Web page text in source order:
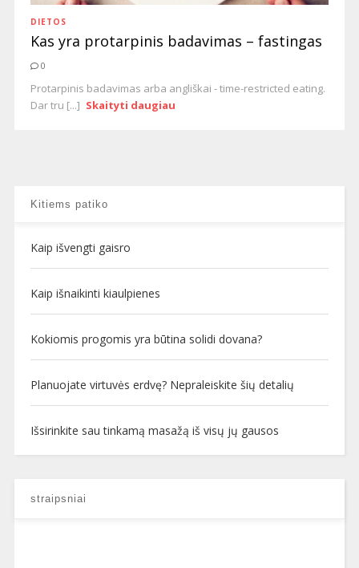
DIETOS
Kas yra protarpinis badavimas – fastingas
0
Protarpinis badavimas arba angliškai - time-restricted eating.
Dar tru [...] Skaityti daugiau
Kitiems patiko
Kaip išvengti gaisro
Kaip išnaikinti kiaulpienes
Kokiomis progomis yra būtina solidi dovana?
Planuojate virtuvės erdvę? Nepraleiskite šių detalių
Išsirinkite sau tinkamą masažą iš visų jų gausos
straipsniai